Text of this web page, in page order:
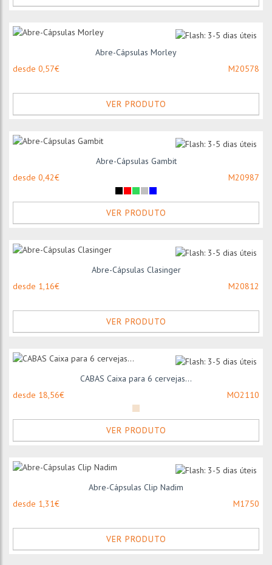
Abre-Cápsulas Morley
desde 0,57€
M20578
VER PRODUTO
Abre-Cápsulas Gambit
desde 0,42€
M20987
VER PRODUTO
Abre-Cápsulas Clasinger
desde 1,16€
M20812
VER PRODUTO
CABAS Caixa para 6 cervejas...
desde 18,56€
MO2110
VER PRODUTO
Abre-Cápsulas Clip Nadim
desde 1,31€
M1750
VER PRODUTO